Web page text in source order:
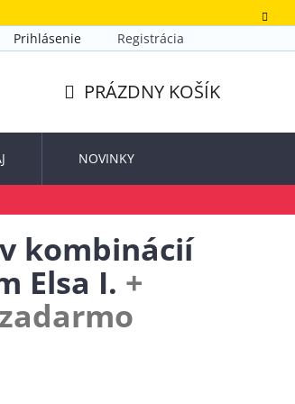
obchodné podmienky
Prihlásenie Registrácia
KOŠÍK
PRÁZDNY KOŠÍK
NOVINKY
kombinácií
Elsa I. +